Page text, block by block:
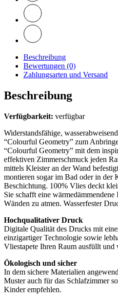
Beschreibung
Bewertungen (0)
Zahlungsarten und Versand
Beschreibung
Verfügbarkeit: verfügbar
Widerstandsfähige,
“Colourful Geometry” zum
“Colourful Geometry” mit dem
effektiven Zimmerschmuck jeden
mittels Kleister an der Wand
montieren sogar im Bad oder in der
Beschichtung. 100% Vlies deckt
Sie schafft eine
Wänden zu atmen. Wasserfester
Hochqualitativer Druck
Digitale Qualität des Drucks mit
einzigartiger Technologie sowie
Vliestapete Ihren Raum ausfüllt und
Ökologisch und sicher
In dem sichere Materialien
Muster auch für das Schlafzimmer
Kinder empfehlen.